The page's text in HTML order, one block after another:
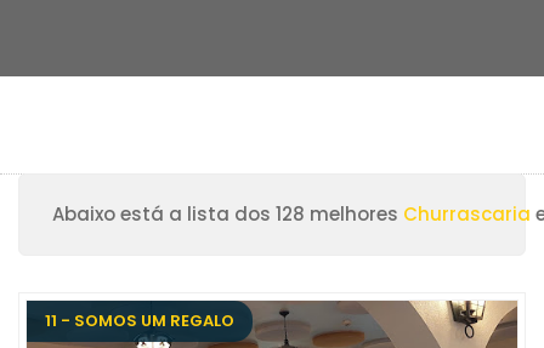
Abaixo está a lista dos 128 melhores Churrascaria
11 - SOMOS UM REGALO